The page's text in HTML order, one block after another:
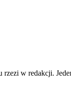
w redakcji.